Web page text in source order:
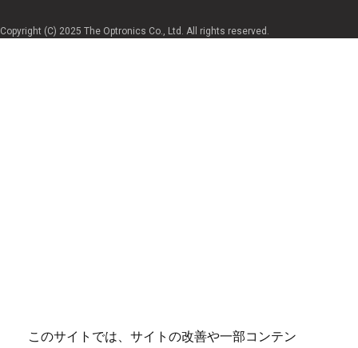
このサイトでは、サイトの改善や一部コンテン
Copyright (C) 2025 The Optronics Co., Ltd. All rights reserved.